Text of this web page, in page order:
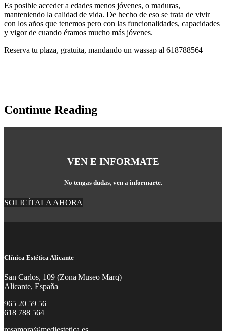
Es posible acceder a edades menos jóvenes, o maduras,
manteniendo la calidad de vida. De hecho de eso se trata de vivir
con los años que tenemos pero con las funcionalidades, capacidades
y vigor de cuando éramos mucho más jóvenes.
Reserva tu plaza, gratuita, mandando un wassap al 618788564
Continue Reading
VEN E INFORMATE
No tengas dudas, ven a informarte.
SOLICÍTALA AHORA
Clínica Estética Alicante
San Carlos, 109 (Zona Museo Marq)
Alicante, España
965 20 59 56
618 788 564